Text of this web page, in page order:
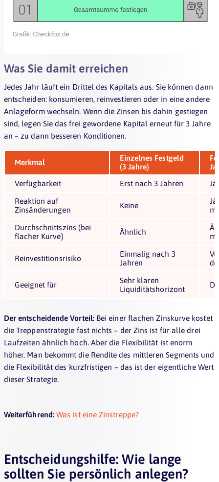
Was Sie damit erreichen
Jedes Jahr läuft ein Drittel des Kapitals aus. Sie können dann
entscheiden: konsumieren, reinvestieren oder in eine andere
Anlageform wechseln. Wenn die Zinsen bis dahin gestiegen
sind, legen Sie das frei gewordene Kapital erneut für 3 Jahre
an – zu dann besseren Konditionen.
Merkmal
Einzelnes Festgeld
(3 Jahre)
Verfügbarkeit
Erst nach 3 Jahren
Reaktion auf
Zinsänderungen
Keine
Durchschnittszins (bei
flacher Kurve)
Ähnlich
Reinvestitionsrisiko
Einmalig nach 3
Jahren
Geeignet für
Sehr klaren
Liquiditätshorizont
Der entscheidende Vorteil:Bei einer flachen Zinskurve kostet
die Treppenstrategie fast nichts – der Zins ist für alle drei
Laufzeiten ähnlich hoch. Aber die Flexibilität ist enorm
höher. Man bekommt die Rendite des mittleren Segments und
die Flexibilität des kurzfristigen – das ist der eigentliche Wert
dieser Strategie.
Weiterführend:Was ist eine Zinstreppe?
Entscheidungshilfe: Wie lange
sollten Sie persönlich anlegen?